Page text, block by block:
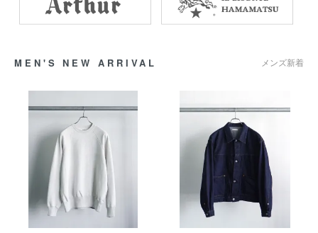
MEN'S NEW ARRIVAL メンズ新着